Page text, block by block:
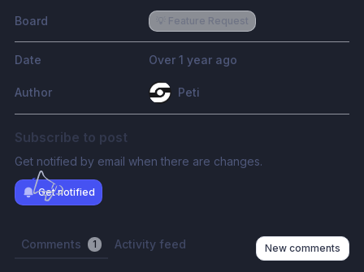
Board 💡 Feature Request
Date Over 1 year ago
Author Peti
Subscribe to post
Get notified by email when there are changes.
Get notified
Comments 1 Activity feed New comments